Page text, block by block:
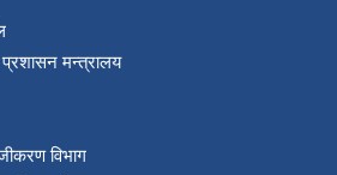
प्रशासन मन्त्रालय
विभाग